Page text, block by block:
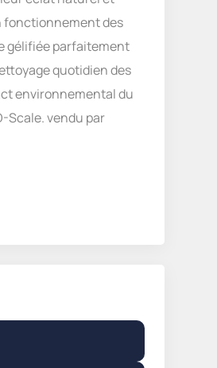
fonctionnement des
gélifiée parfaitement
quotidien des
environnemental du
Scale. vendu par